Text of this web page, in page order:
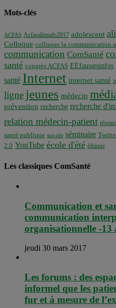
Mots-clés
ACFAS Acfasalimado2017 adolescent
Colloque colloque la communication
communication ComSanté
santé congrès ACFAS EEfaussesinfos
santé Internet internet santé
ligne jeunes médecin
prévention recherche recherche
relation médecin-patient
santé publique suicide séminaire
2.0 YouTube école d'été éthique
Les classiques ComSanté
Communication et
communication
organisationnelle -13
jeudi 30 mars 2017
Les forums : des
informel que les
fur et à mesure de